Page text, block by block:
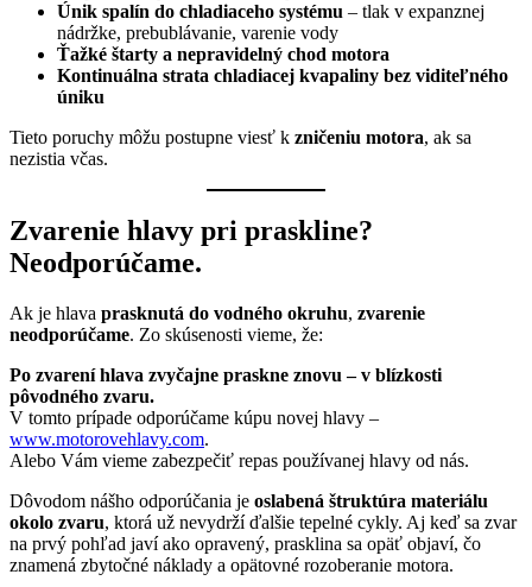
Únik spalín do chladiaceho systému – tlak v expanznej
nádržke, prebublávanie, varenie vody
Ťažké štarty a nepravidelný chod motora
Kontinuálna strata chladiacej kvapaliny bez viditeľného
úniku
Tieto poruchy môžu postupne viesť k zničeniu motora, ak sa
nezistia včas.
Zvarenie hlavy pri praskline?
Neodporúčame.
Ak je hlava prasknutá do vodného okruhu, zvarenie
neodporúčame. Zo skúsenosti vieme, že:
Po zvarení hlava zvyčajne praskne znovu – v blízkosti
pôvodného zvaru.
V tomto prípade odporúčame kúpu novej hlavy –
www.motorovehlavy.com.
Alebo Vám vieme zabezpečiť repas používanej hlavy od nás.
Dôvodom nášho odporúčania je oslabená štruktúra materiálu
okolo zvaru, ktorá už nevydrží ďalšie tepelné cykly. Aj keď sa zvar
na prvý pohľad javí ako opravený, prasklina sa opäť objaví, čo
znamená zbytočné náklady a opätovné rozoberanie motora.